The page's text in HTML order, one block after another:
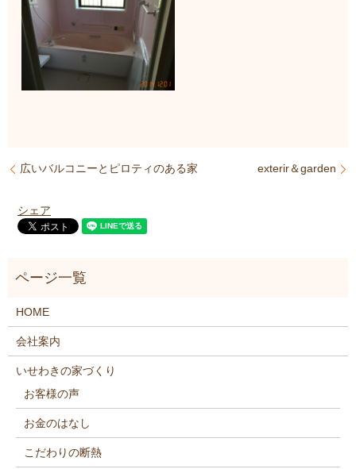
広いバルコニーとピロティのある家 exterir＆garden
シェア
HOME
会社案内
いせわきの家づくり
お客様の声
お金のはなし
こだわりの断熱